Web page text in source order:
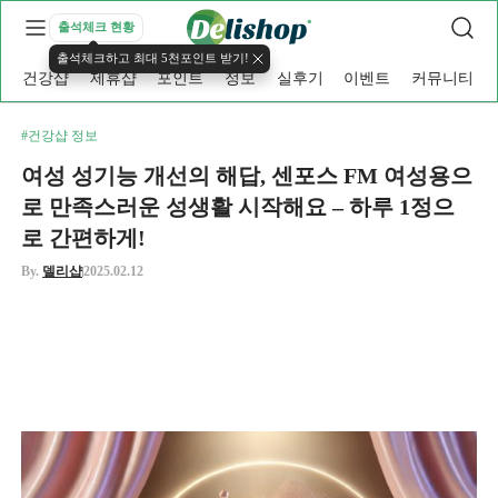
출석체크 현황
출석체크하고 최대 5천포인트 받기!
건강샵 제휴샵 포인트 정보 실후기 이벤트 커뮤니티
#건강샵 정보
여성 성기능 개선의 해답, 센포스 FM 여성용으
로 만족스러운 성생활 시작해요 – 하루 1정으
로 간편하게!
By. 델리샵2025.02.12